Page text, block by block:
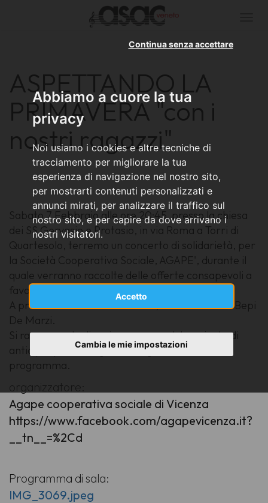
Abbiamo a cuore la tua
privacy
Noi usiamo i cookies e altre tecniche di
tracciamento per migliorare la tua
esperienza di navigazione nel nostro sito,
per mostrarti contenuti personalizzati e
annunci mirati, per analizzare il traffico sul
nostro sito, e per capire da dove arrivano i
nostri visitatori.
Accetto
Continua senza accettare
Cambia le mie impostazioni
ASPETTANDO LA
PRIMAVERA "con i
nostri ragazzi"
Sabato 7 Febbraio alle ore 20:45, presso la chiesa
dei SS Gervasio e Protasio, in via Roma a Torri di
Quartesolo, terremo un concerto di solidarietà, per
la Società Cooperativa Sociale, AGAPE', durante il
quale verranno raccolte delle offerte consapevoli a
favore dell'associazione stessa.
A presentare i canti e la serata, sarà il Maestro Bepi
De Marzi.
Si raccomanda di arrivare con qualche minuto di
anticipo, per un migliore svolgimento del
programma.
organizzatore:
Agape cooperativa sociale di Vicenza
https://www.facebook.com/agapevicenza.it?
__tn__=%2Cd
Programma di sala:
IMG_3069.jpeg